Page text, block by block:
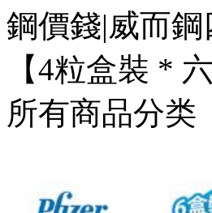
鋼價錢|威而
【4粒盒裝 * 六
所有商品分类